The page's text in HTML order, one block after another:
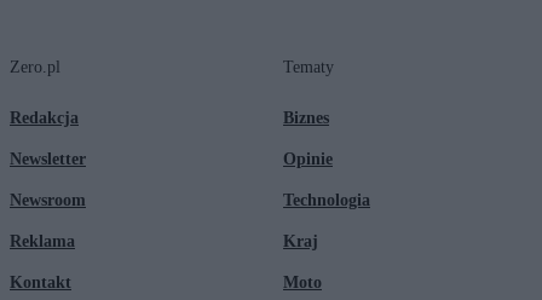
Zero.pl
Redakcja
Newsletter
Newsroom
Reklama
Kontakt
Tematy
Biznes
Opinie
Technologia
Kraj
Moto